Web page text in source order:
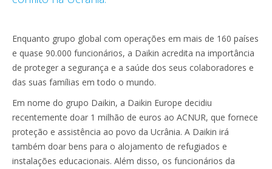
Enquanto grupo global com operações em mais de 160 países
e quase 90.000 funcionários, a Daikin acredita na importância
de proteger a segurança e a saúde dos seus colaboradores e
das suas famílias em todo o mundo.
Em nome do grupo Daikin, a Daikin Europe decidiu
recentemente doar 1 milhão de euros ao ACNUR, que fornece
proteção e assistência ao povo da Ucrânia. A Daikin irá
também doar bens para o alojamento de refugiados e
instalações educacionais. Além disso, os funcionários da